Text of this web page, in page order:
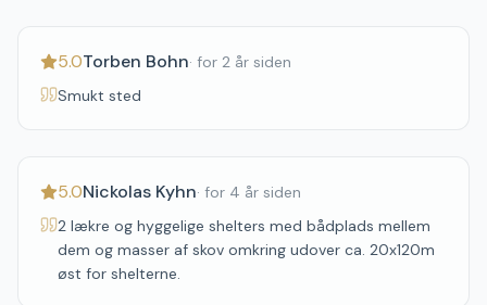
5.0Torben Bohn· for 2 år siden
Smukt sted
5.0Nickolas Kyhn· for 4 år siden
2 lækre og hyggelige shelters med bådplads mellem
dem og masser af skov omkring udover ca. 20x120m
øst for shelterne.